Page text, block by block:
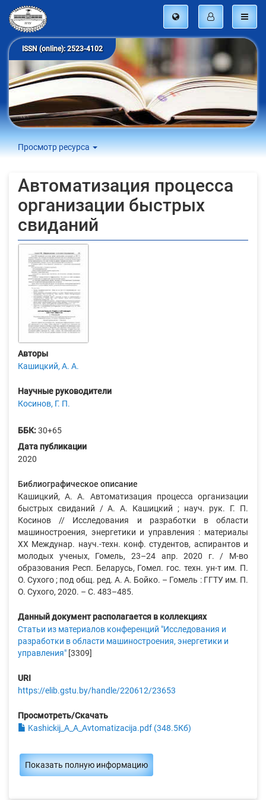
ISSN (online): 2523-4102
Просмотр ресурса
Автоматизация процесса
организации быстрых
свиданий
Авторы
Кашицкий, А. А.
Научные руководители
Косинов, Г. П.
ББК:30+65
Дата публикации
2020
Библиографическое описание
Кашицкий, А. А. Автоматизация процесса организации
быстрых свиданий / А. А. Кашицкий ; науч. рук. Г. П.
Косинов // Исследования и разработки в области
машиностроения, энергетики и управления : материалы
XX Междунар. науч.-техн. конф. студентов, аспирантов и
молодых ученых, Гомель, 23–24 апр. 2020 г. / М-во
образования Респ. Беларусь, Гомел. гос. техн. ун-т им. П.
О. Сухого ; под общ. ред. А. А. Бойко. – Гомель : ГГТУ им. П.
О. Сухого, 2020. – С. 483–485.
Данный документ располагается в коллекциях
Статьи из материалов конференций "Исследования и
разработки в области машиностроения, энергетики и
управления" [3309]
URI
https://elib.gstu.by/handle/220612/23653
Просмотреть/Скачать
Kashickij_A_A_Avtomatizacija.pdf (348.5Кб)
Показать полную информацию